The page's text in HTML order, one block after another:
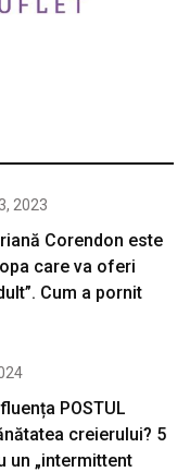
2023
Corendon este
care va oferi
Cum a pornit
POSTUL
creierului? 5
un „intermittent